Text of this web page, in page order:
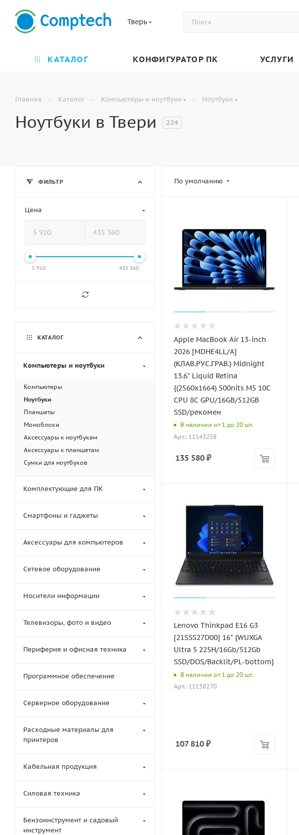
Тверь
КАТАЛОГ КОНФИГУРАТОР ПК УСЛУГИ
Главная — Каталог — Компьютеры и ноутбуки — Ноутбуки
Ноутбуки в Твери 224
По умолчанию
Apple MacBook Air 13-inch
2026 [MDHE4LL/A]
(КЛАВ.РУС.ГРАВ.) Midnight
13.6" Liquid Retina
{(2560x1664) 500nits M5 10C
CPU 8C GPU/16GB/512GB
SSD/рекомен
В наличии от 1 до 20 шт.
Арт.: 11143258
135 580 ₽
Lenovo Thinkpad E16 G3
[21SSS27D00] 16" {WUXGA
Ultra 5 225H/16Gb/512Gb
SSD/DOS/Backlit/PL-bottom}
В наличии от 1 до 20 шт.
Арт.: 11138270
107 810 ₽
ФИЛЬТР
Цена
5 910 435 360
КАТАЛОГ
Компьютеры и ноутбуки
Компьютеры
Ноутбуки
Планшеты
Моноблоки
Аксессуары к ноутбукам
Аксессуары к планшетам
Сумки для ноутбуков
Комплектующие для ПК
Смартфоны и гаджеты
Аксессуары для компьютеров
Сетевое оборудование
Носители информации
Телевизоры, фото и видео
Периферия и офисная техника
Программное обеспечение
Серверное оборудование
Расходные материалы для
принтеров
Кабельная продукция
Силовая техника
Бензоинструмент и садовый
инструмент